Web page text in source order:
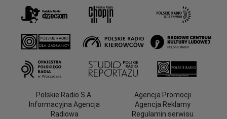
Polskie Radio S.A.
Informacyjna Agencja
Radiowa
Agencja Promocji
Agencja Reklamy
Regulamin serwisu